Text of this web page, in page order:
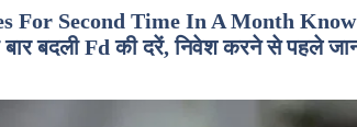
For Second Time In A Month
बार बदली Fd की दरें, निवेश करने से पहले